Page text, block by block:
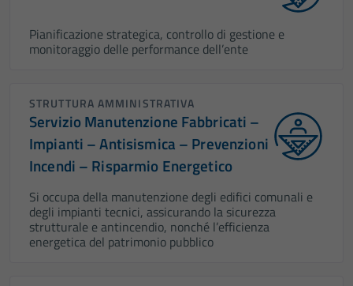
Pianificazione strategica, controllo di gestione e
monitoraggio delle performance dell’ente
STRUTTURA AMMINISTRATIVA
Servizio Manutenzione Fabbricati –
Impianti – Antisismica – Prevenzioni
Incendi – Risparmio Energetico
Si occupa della manutenzione degli edifici comunali e
degli impianti tecnici, assicurando la sicurezza
strutturale e antincendio, nonché l’efficienza
energetica del patrimonio pubblico